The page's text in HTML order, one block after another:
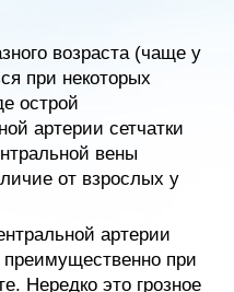
возраста (чаще у
при некоторых
острой
артерии сетчатки
вены
от взрослых у
артерии
при
Нередко это грозное